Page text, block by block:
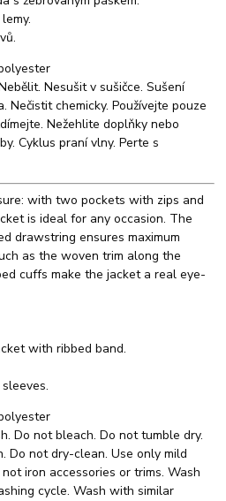
Nesušit v sušičce. Sušení
Nečistit chemicky. Používejte pouze
Nežehlite doplňky nebo
Cyklus praní vlny. Perte s
with two pockets with zips and
is ideal for any occasion. The
drawstring ensures maximum
as the woven trim along the
cuffs make the jacket a real eye-
with ribbed band.
Do not bleach. Do not tumble dry.
Do not dry-clean. Use only mild
iron accessories or trims. Wash
cycle. Wash with similar